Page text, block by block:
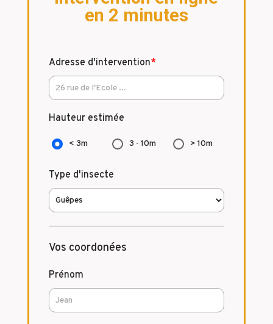
en 2 minutes
Adresse d'intervention*
Hauteur estimée
< 3m 3 - 10m > 10m
Type d'insecte
Vos coordonées
Prénom